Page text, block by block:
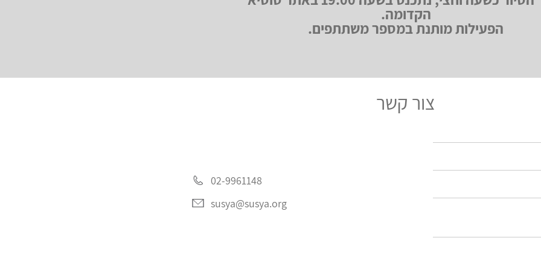
הקדומה.
הפעילות מותנת במספר משתתפים.
צור קשר
02-9961148
susya@susya.org